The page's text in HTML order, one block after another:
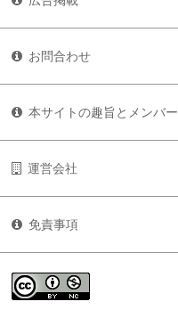
お問合わせ
本サイトの趣旨とメンバー
運営会社
免責事項